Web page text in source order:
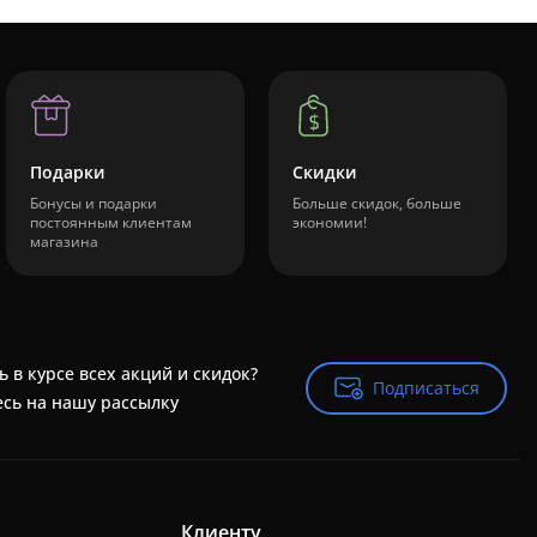
Подарки
Бонусы и подарки
постоянным клиентам
магазина
Скидки
Больше скидок, больше
экономии!
в курсе всех акций и скидок?
на нашу рассылку
Подписаться
Подписаться